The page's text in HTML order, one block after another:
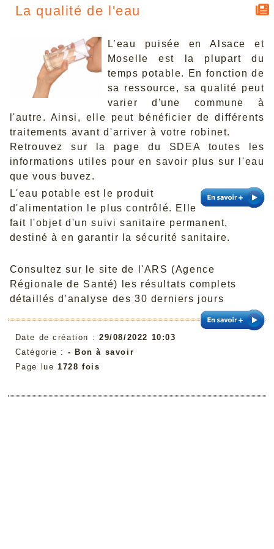
La qualité de l'eau
L’eau puisée en Alsace et
Moselle est la plupart du
temps potable. En fonction de
sa ressource, sa qualité peut
varier d'une commune à
l'autre. Ainsi, elle peut bénéficier de différents
traitements avant d'arriver à votre robinet.
Retrouvez sur la page du SDEA toutes les
informations utiles pour en savoir plus sur l'eau
que vous buvez.
L'eau potable est le produit
d'alimentation le plus contrôlé. Elle
fait l'objet d'un suivi sanitaire permanent,
destiné à en garantir la sécurité sanitaire.
Consultez sur le site de l'ARS (Agence
Régionale de Santé) les résultats complets
détaillés d'analyse des 30 derniers jours
Date de création : 29/08/2022 10:03
Catégorie : - Bon à savoir
Page lue 1728 fois